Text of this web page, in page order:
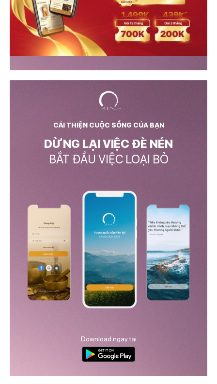
CẢI THIỆN CUỘC SỐNG CỦA BẠN
DỪNG LẠI VIỆC ĐÈ NÉN
BẮT ĐẦU VIỆC LOẠI BỎ
Download ngay tại